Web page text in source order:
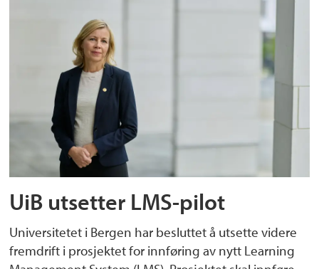
UiB utsetter LMS-pilot
Universitetet i Bergen har besluttet å utsette videre
fremdrift i prosjektet for innføring av nytt Learning